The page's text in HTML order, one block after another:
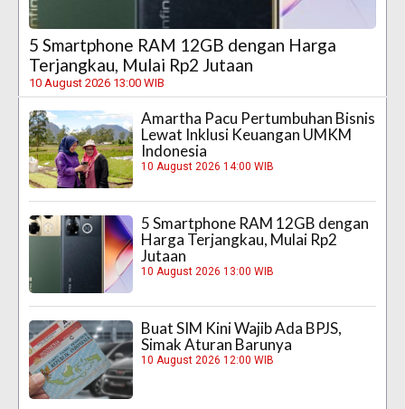
5 Smartphone RAM 12GB dengan Harga
Terjangkau, Mulai Rp2 Jutaan
10 August 2026 13:00 WIB
Amartha Pacu Pertumbuhan Bisnis
Lewat Inklusi Keuangan UMKM
Indonesia
10 August 2026 14:00 WIB
5 Smartphone RAM 12GB dengan
Harga Terjangkau, Mulai Rp2
Jutaan
10 August 2026 13:00 WIB
Buat SIM Kini Wajib Ada BPJS,
Simak Aturan Barunya
10 August 2026 12:00 WIB